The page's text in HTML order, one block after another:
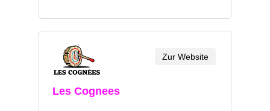
Les Cognees
Zur Website